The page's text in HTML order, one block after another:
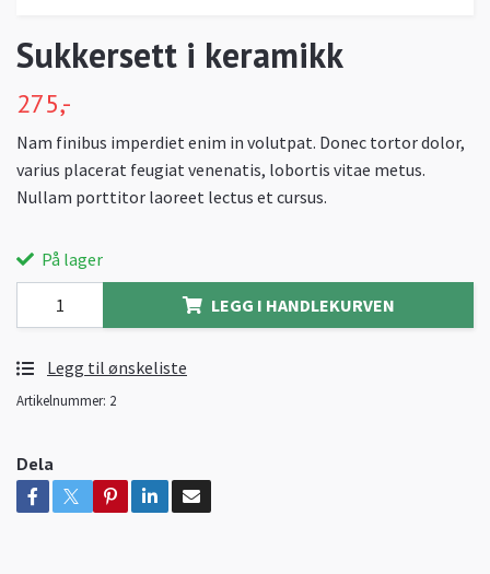
Sukkersett i keramikk
275,-
Nam finibus imperdiet enim in volutpat. Donec tortor dolor,
varius placerat feugiat venenatis, lobortis vitae metus.
Nullam porttitor laoreet lectus et cursus.
På lager
LEGG I HANDLEKURVEN
Legg til ønskeliste
Artikelnummer: 2
Dela